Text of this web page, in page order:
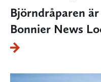
Björndråparen
Bonnier News